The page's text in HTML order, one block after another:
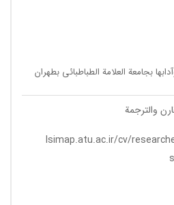
بجامعة العلامة الطباطبائی بطهران
والترجمة
lsimap.atu.ac.ir/cv/